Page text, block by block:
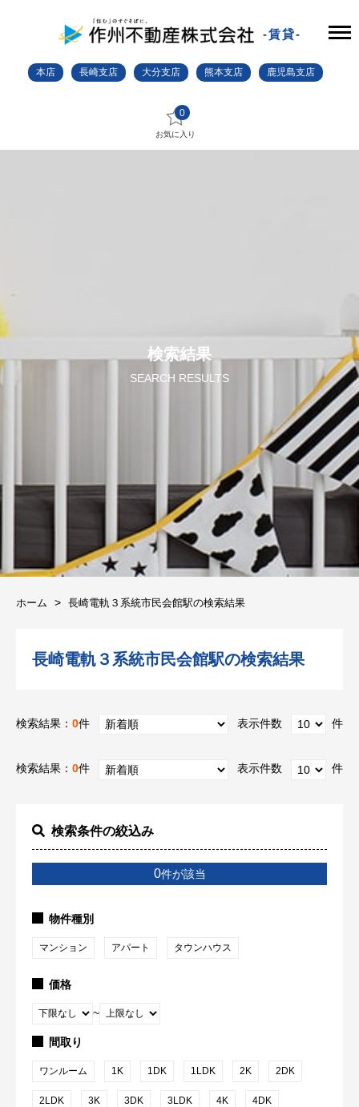
-賃貸-
本店 長崎支店 大分支店 熊本支店 鹿児島支店
0
お気に入り
検索結果
SEARCH RESULTS
ホーム 長崎電軌３系統市民会館駅の検索結果
検索条件の絞込み
0件が該当
物件種別
マンション アパート タウンハウス
価格
~
間取り
ワンルーム 1K 1DK 1LDK 2K 2DK
2LDK 3K 3DK 3LDK 4K 4DK
長崎電軌３系統市民会館駅の検索結果
検索結果： 0件 表示件数 件
検索結果： 0件 表示件数 件